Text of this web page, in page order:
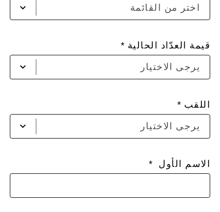
اختر من القائمة
قيمة العدّاد الحالية
يرجى الاختيار
اللقب
يرجى الاختيار
الاسم الأول